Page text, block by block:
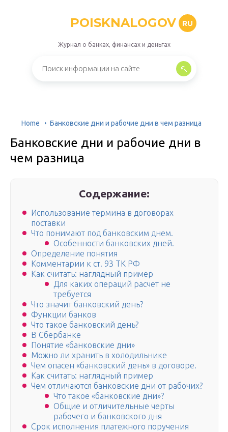
POISKNALOGOV RU
Журнал о банках, финансах и деньгах
Home Банковские дни и рабочие дни в чем разница
Банковские дни и рабочие дни в
чем разница
Содержание:
Использование термина в договорах
поставки
Что понимают под банковским днем.
Особенности банковских дней.
Определение понятия
Комментарии к ст. 93 ТК РФ
Как считать: наглядный пример
Для каких операций расчет не
требуется
Что значит банковский день?
Функции банков
Что такое банковский день?
В Сбербанке
Понятие «банковские дни»
Можно ли хранить в холодильнике
Чем опасен «банковский день» в договоре.
Как считать: наглядный пример
Чем отличаются банковские дни от рабочих?
Что такое «банковские дни»?
Общие и отличительные черты
рабочего и банковского дня
Срок исполнения платежного поручения